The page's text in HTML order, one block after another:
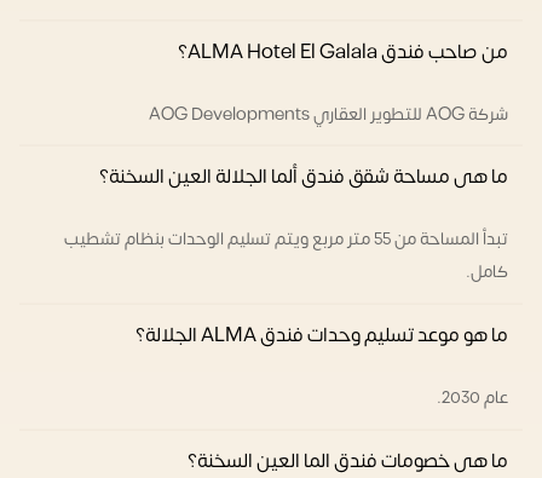
من صاحب فندق ALMA Hotel El Galala؟
شركة AOG للتطوير العقاري AOG Developments
ما هى مساحة شقق فندق ألما الجلالة العين السخنة؟
تبدأ المساحة من 55 متر مربع ويتم تسليم الوحدات بنظام تشطيب
كامل.
ما هو موعد تسليم وحدات فندق ALMA الجلالة؟
عام 2030.
ما هى خصومات فندق الما العين السخنة؟